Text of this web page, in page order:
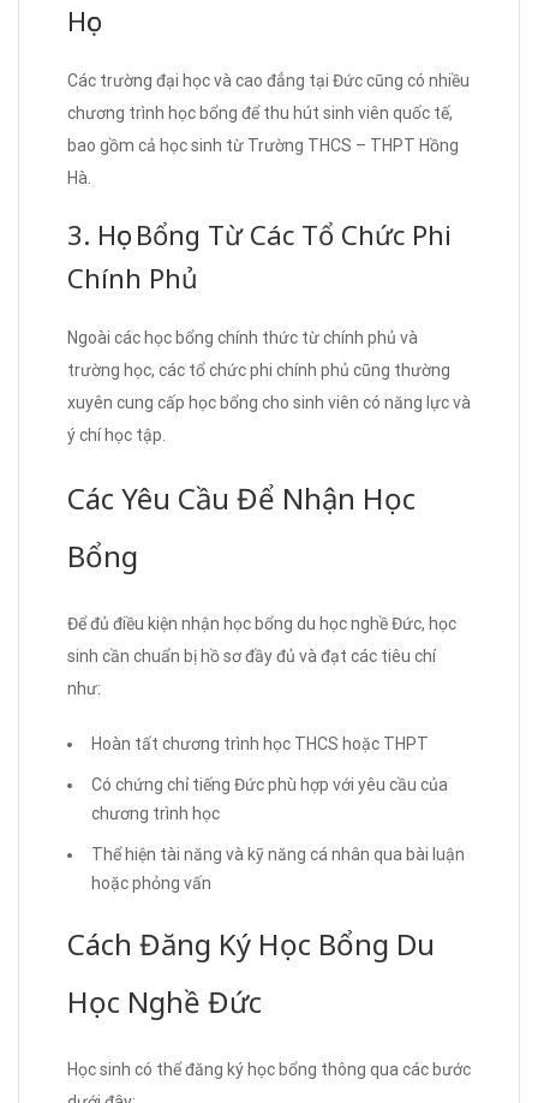
Học
Các trường đại học và cao đẳng tại Đức cũng có nhiều
chương trình học bổng để thu hút sinh viên quốc tế,
bao gồm cả học sinh từ Trường THCS – THPT Hồng
Hà.
3. Học Bổng Từ Các Tổ Chức Phi
Chính Phủ
Ngoài các học bổng chính thức từ chính phủ và
trường học, các tổ chức phi chính phủ cũng thường
xuyên cung cấp học bổng cho sinh viên có năng lực và
ý chí học tập.
Các Yêu Cầu Để Nhận Học
Bổng
Để đủ điều kiện nhận học bổng du học nghề Đức, học
sinh cần chuẩn bị hồ sơ đầy đủ và đạt các tiêu chí
như:
Hoàn tất chương trình học THCS hoặc THPT
Có chứng chỉ tiếng Đức phù hợp với yêu cầu của
chương trình học
Thể hiện tài năng và kỹ năng cá nhân qua bài luận
hoặc phỏng vấn
Cách Đăng Ký Học Bổng Du
Học Nghề Đức
Học sinh có thể đăng ký học bổng thông qua các bước